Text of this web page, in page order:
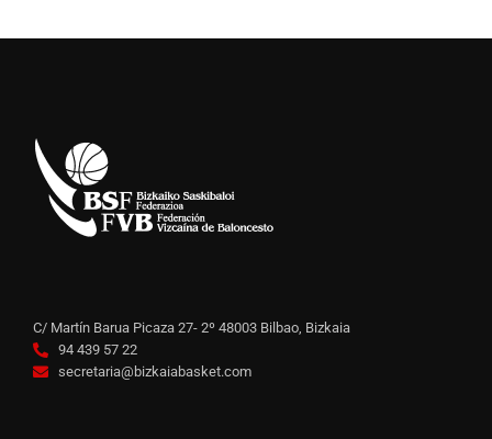
C/ Martín Barua Picaza 27- 2º 48003 Bilbao, Bizkaia
94 439 57 22
secretaria@bizkaiabasket.com